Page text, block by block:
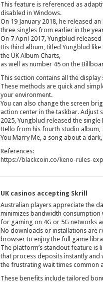
This feature is referenced as
disabled in Windows.
On 19 January 2018, he released
three singles from earlier in the
On 7 April 2017, Yungblud released
His third album, titled Yungblud like
the UK Album Charts,
as well as number 45 on the
This section contains all the
These methods are quick and
your environment.
You can also change the screen
action center in the taskbar. Adjust
2025, Yungblud released the single
Hello from his fourth studio album,
You Marry Me, a song about a
References:
https://blackcoin.co/keno-rules-
UK casinos accepting Skrill
Australian players appreciate the
minimizes bandwidth
for gaming on 4G or 5G networks
No downloads or installations are
browser to enjoy the full game
The platform’s standout feature is
that process deposits instantly
the frustrating wait times common
These benefits include tailored